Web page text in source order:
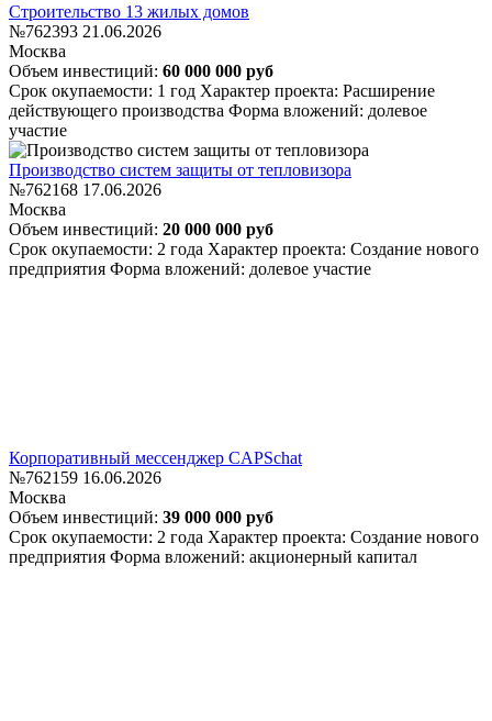
Строительство 13 жилых домов
№762393 21.06.2026
Москва
Объем инвестиций: 60 000 000 руб
Срок окупаемости: 1 год Характер проекта: Расширение
действующего производства Форма вложений: долевое
участие
Производство систем защиты от тепловизора
№762168 17.06.2026
Москва
Объем инвестиций: 20 000 000 руб
Срок окупаемости: 2 года Характер проекта: Создание нового
предприятия Форма вложений: долевое участие
Корпоративный мессенджер CAPSchat
№762159 16.06.2026
Москва
Объем инвестиций: 39 000 000 руб
Срок окупаемости: 2 года Характер проекта: Создание нового
предприятия Форма вложений: акционерный капитал